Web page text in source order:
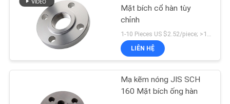
CHÚNG
Mặt bích cổ hàn tùy
chỉnh
LIÊN HỆ
Mạ kẽm nóng JIS SCH
160 Mặt bích ống hàn